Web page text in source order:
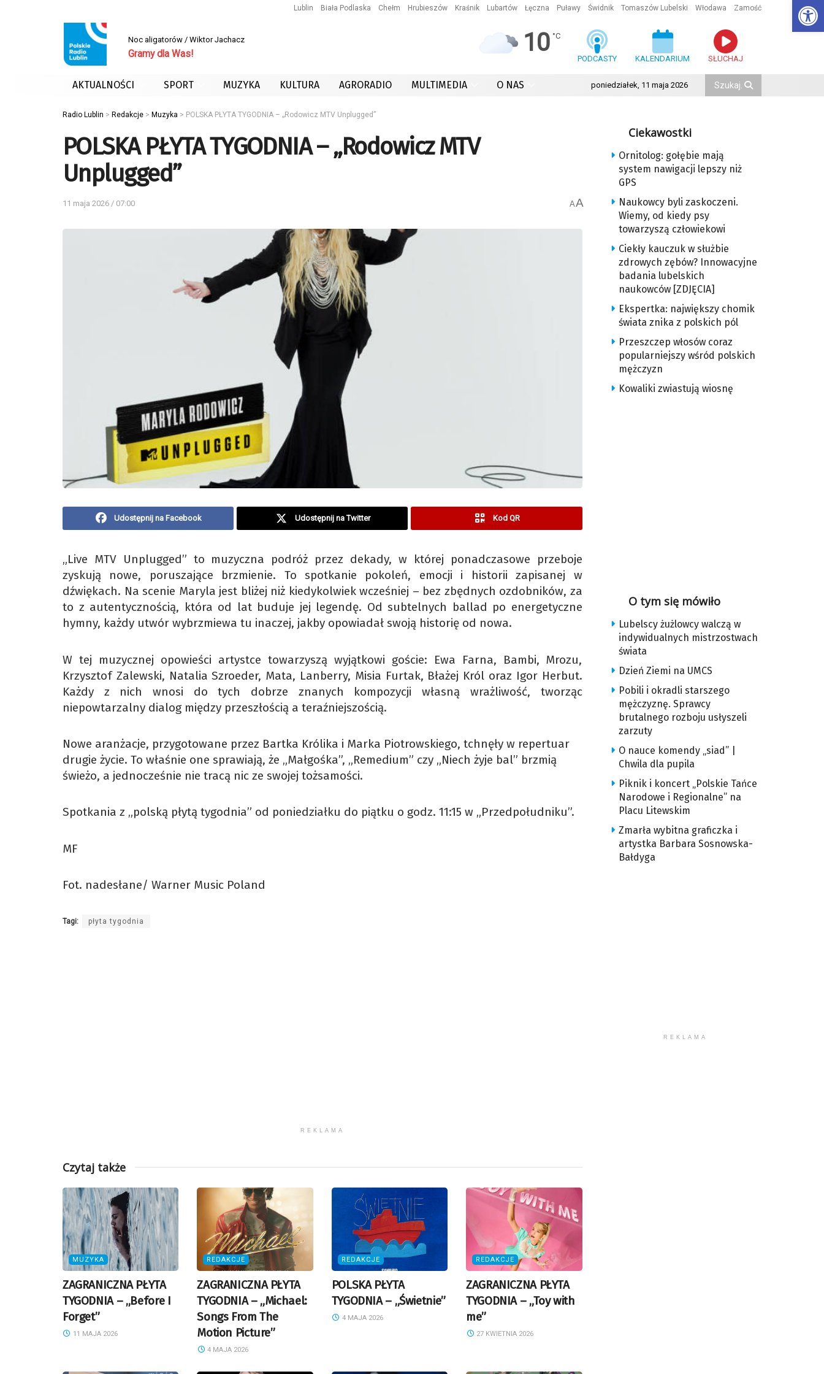
Lublin Biała Podlaska Chełm Hrubieszów Kraśnik Lubartów Łęczna Puławy Świdnik Tomaszów Lubelski Włodawa Zamość
Noc aligatorów / Wiktor Jachacz
Gramy dla Was! 10 °C
PODCASTY KALENDARIUM SŁUCHAJ
AKTUALNOŚCI SPORT MUZYKA KULTURA AGRORADIO MULTIMEDIA O NAS poniedziałek, 11 maja 2026
Radio Lublin > Redakcje > Muzyka > POLSKA PŁYTA TYGODNIA – „Rodowicz MTV Unplugged”
POLSKA PŁYTA TYGODNIA – „Rodowicz MTV
Unplugged”
11 maja 2026 / 07:00 AA
Udostępnij na Facebook Udostępnij na Twitter Kod QR
„Live MTV Unplugged” to muzyczna podróż przez dekady, w której ponadczasowe przeboje
zyskują nowe, poruszające brzmienie. To spotkanie pokoleń, emocji i historii zapisanej w
dźwiękach. Na scenie Maryla jest bliżej niż kiedykolwiek wcześniej – bez zbędnych ozdobników, za
to z autentycznością, która od lat buduje jej legendę. Od subtelnych ballad po energetyczne
hymny, każdy utwór wybrzmiewa tu inaczej, jakby opowiadał swoją historię od nowa.
W tej muzycznej opowieści artystce towarzyszą wyjątkowi goście: Ewa Farna, Bambi, Mrozu,
Krzysztof Zalewski, Natalia Szroeder, Mata, Lanberry, Misia Furtak, Błażej Król oraz Igor Herbut.
Każdy z nich wnosi do tych dobrze znanych kompozycji własną wrażliwość, tworząc
niepowtarzalny dialog między przeszłością a teraźniejszością.
Nowe aranżacje, przygotowane przez Bartka Królika i Marka Piotrowskiego, tchnęły w repertuar
drugie życie. To właśnie one sprawiają, że „Małgośka”, „Remedium” czy „Niech żyje bal” brzmią
świeżo, a jednocześnie nie tracą nic ze swojej tożsamości.
Spotkania z „polską płytą tygodnia” od poniedziałku do piątku o godz. 11:15 w „Przedpołudniku”.
MF
Fot. nadesłane/ Warner Music Poland
Tagi: płyta tygodnia
REKLAMA
Czytaj także
MUZYKA
ZAGRANICZNA PŁYTA
TYGODNIA – „Before I
Forget”
11 MAJA 2026
REDAKCJE
ZAGRANICZNA PŁYTA
TYGODNIA – „Michael:
Songs From The
Motion Picture”
4 MAJA 2026
REDAKCJE
POLSKA PŁYTA
TYGODNIA – „Świetnie”
4 MAJA 2026
REDAKCJE
ZAGRANICZNA PŁYTA
TYGODNIA – „Toy with
me”
27 KWIETNIA 2026
Ciekawostki
Ornitolog: gołębie mają
system nawigacji lepszy niż
GPS
Naukowcy byli zaskoczeni.
Wiemy, od kiedy psy
towarzyszą człowiekowi
Ciekły kauczuk w służbie
zdrowych zębów? Innowacyjne
badania lubelskich
naukowców [ZDJĘCIA]
Ekspertka: największy chomik
świata znika z polskich pól
Przeszczep włosów coraz
popularniejszy wśród polskich
mężczyzn
Kowaliki zwiastują wiosnę
O tym się mówiło
Lubelscy żużlowcy walczą w
indywidualnych mistrzostwach
świata
Dzień Ziemi na UMCS
Pobili i okradli starszego
mężczyznę. Sprawcy
brutalnego rozboju usłyszeli
zarzuty
O nauce komendy „siad” |
Chwila dla pupila
Piknik i koncert „Polskie Tańce
Narodowe i Regionalne” na
Placu Litewskim
Zmarła wybitna graficzka i
artystka Barbara Sosnowska-
Bałdyga
REKLAMA